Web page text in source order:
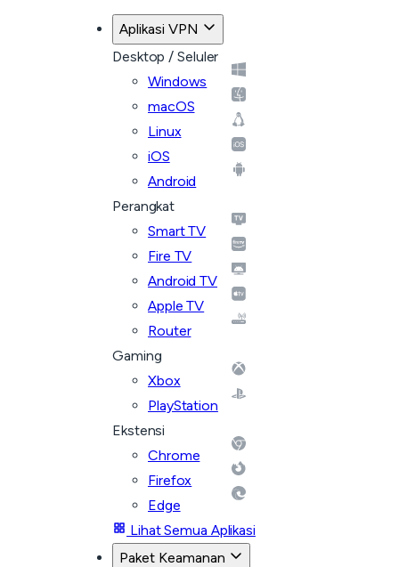
Aplikasi VPN
Desktop / Seluler
Windows
macOS
Linux
iOS
Android
Perangkat
Smart TV
Fire TV
Android TV
Apple TV
Router
Gaming
Xbox
PlayStation
Ekstensi
Chrome
Firefox
Edge
Lihat Semua Aplikasi
Paket Keamanan